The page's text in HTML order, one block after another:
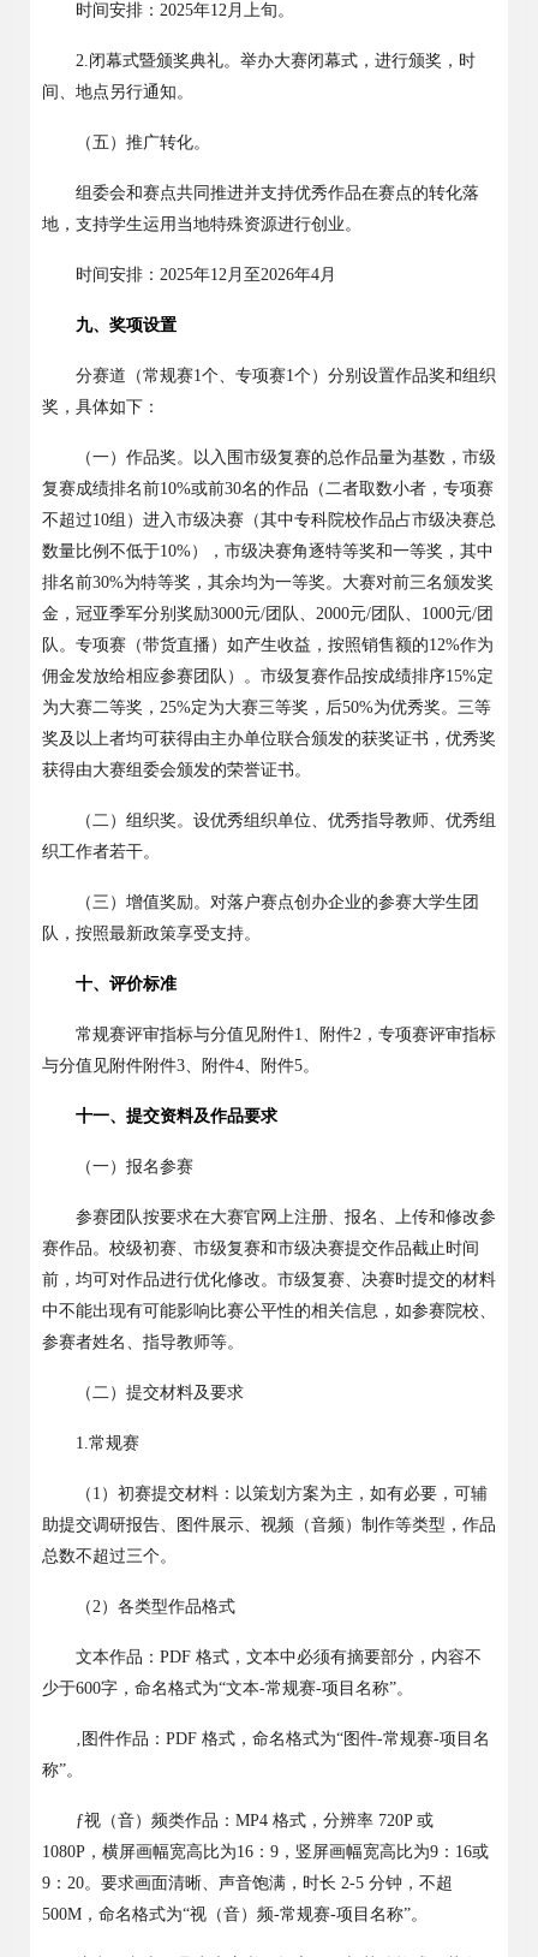
时间安排： 2025年12月上旬。
2.闭幕式暨颁奖典礼。举办大赛闭幕式，进行颁奖，时
间、地点另行通知。
（五）推广转化。
组委会和赛点共同推进并支持优秀作品在赛点的转化落
地，支持学生运用当地特殊资源进行创业。
时间安排： 2025年12月至2026年4月
九、奖项设置
分赛道（常规赛1个、专项赛1个）分别设置作品奖和组织
奖，具体如下 ：
（一）作品奖。以入围市级复赛的总作品量为基数，市级
复赛成绩排名前10%或前30名的作品（二者取数小者 ，专项赛
不超过10组 ）进入市级决赛（其中专科院校作品占市级决赛总
数量比例不低于10%），市级决赛角逐特等奖和一等奖，其中
排名前30%为特等奖，其余均为一等奖。大赛对前三名颁发奖
金，冠亚季军分别奖励3000元/团队、 2000元/团队、 1000元/团
队。专项赛（带货直播）如产生收益，按照销售额的12%作为
佣金发放给相应参赛团队） 。市级复赛作品按成绩排序15%定
为大赛二等奖， 25%定为大赛三等奖，后50%为优秀奖。三等
奖及以上者均可获得由主办单位联合颁发的获奖证书，优秀奖
获得由大赛组委会颁发的荣誉证书。
（二）组织奖。设优秀组织单位、优秀指导教师、优秀组
织工作者若干。
（三）增值奖励。对落户赛点创办企业的参赛大学生团
队，按照最新政策享受支持。
十、评价标准
常规赛评审指标与分值见附件1、 附件2 ，专项赛评审指标
与分值见附件附件3、附件4、附件5。
十一、提交资料及作品要求
（一）报名参赛
参赛团队按要求在大赛官网上注册、报名、上传和修改参
赛作品。校级初赛、市级复赛和市级决赛提交作品截止时间
前，均可对作品进行优化修改。 市级复赛、决赛时提交的材料
中不能出现有可能影响比赛公平性的相关信息，如参赛院校、
参赛者姓名、指导教师等。
（二）提交材料及要求
1.常规赛
（ 1 ） 初赛提交材料： 以策划方案为主，如有必要，可辅
助提交调研报告、图件展示、视频（音频）制作等类型，作品
总数不超过三个。
（2） 各类型作品格式
文本作品： PDF 格式， 文本中必须有摘要部分 ， 内容不
少于600字， 命名格式为“文本-常规赛-项目名称”。
‚ 图件作品： PDF 格式，命名格式为“图件-常规赛-项目名
称”。
ƒ视（音）频类作品： MP4 格式，分辨率 720P 或
1080P ，横屏画幅宽高比为16 ： 9 ，竖屏画幅宽高比为9 ： 16或
9 ： 20。要求画面清晰、声音饱满，时长 2-5 分钟，不超
500M ，命名格式为“视（音）频-常规赛-项目名称”。